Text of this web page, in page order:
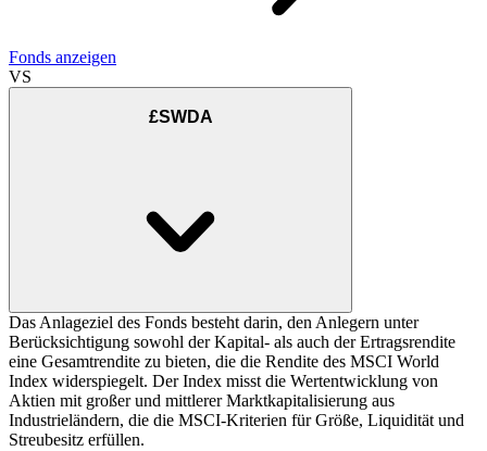
Fonds anzeigen
VS
£SWDA
Das Anlageziel des Fonds besteht darin, den Anlegern unter
Berücksichtigung sowohl der Kapital- als auch der Ertragsrendite
eine Gesamtrendite zu bieten, die die Rendite des MSCI World
Index widerspiegelt. Der Index misst die Wertentwicklung von
Aktien mit großer und mittlerer Marktkapitalisierung aus
Industrieländern, die die MSCI-Kriterien für Größe, Liquidität und
Streubesitz erfüllen.